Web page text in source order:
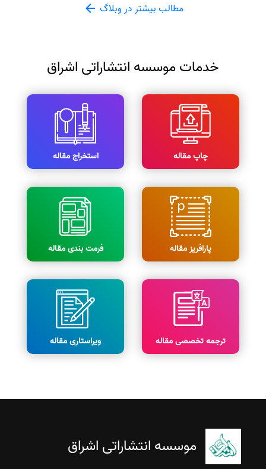
مطالب بیشتر در وبلاگ
خدمات موسسه انتشاراتی اشراق
چاپ مقاله استخراج مقاله
پارافریز مقاله فرمت بندی مقاله
ترجمه تخصصی مقاله ویراستاری مقاله
موسسه انتشاراتی اشراق